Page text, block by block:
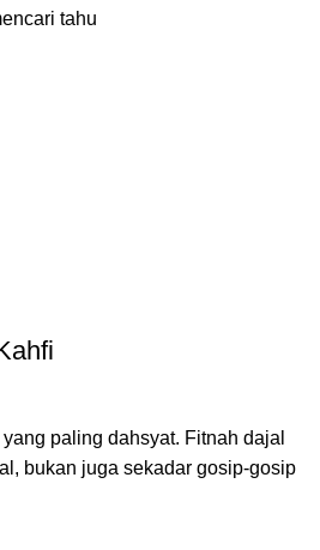
tahu
paling dahsyat. Fitnah dajal
bukan juga sekadar gosip-gosip